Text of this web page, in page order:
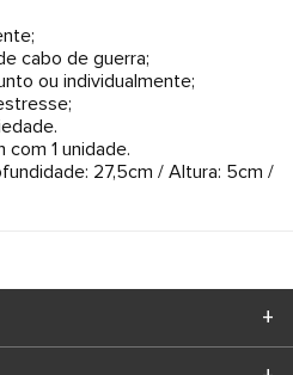
cabo de guerra;
ou individualmente;
1 unidade.
27,5cm / Altura: 5cm /